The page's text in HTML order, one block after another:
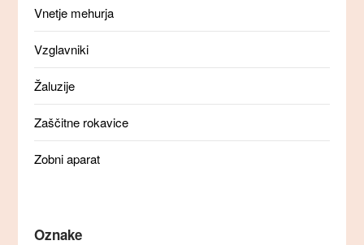
Vnetje mehurja
Vzglavniki
Žaluzije
Zaščitne rokavice
Zobni aparat
Oznake